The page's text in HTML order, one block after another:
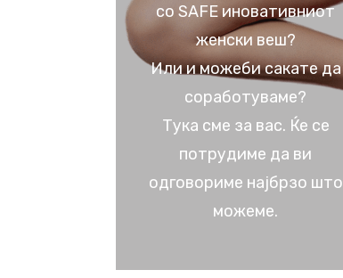
со SAFE иновативниот
женски веш?
Или и можеби сакате да
соработуваме?
Тука сме за вас. Ќе се
потрудиме да ви
одговориме најбрзо што
можеме.